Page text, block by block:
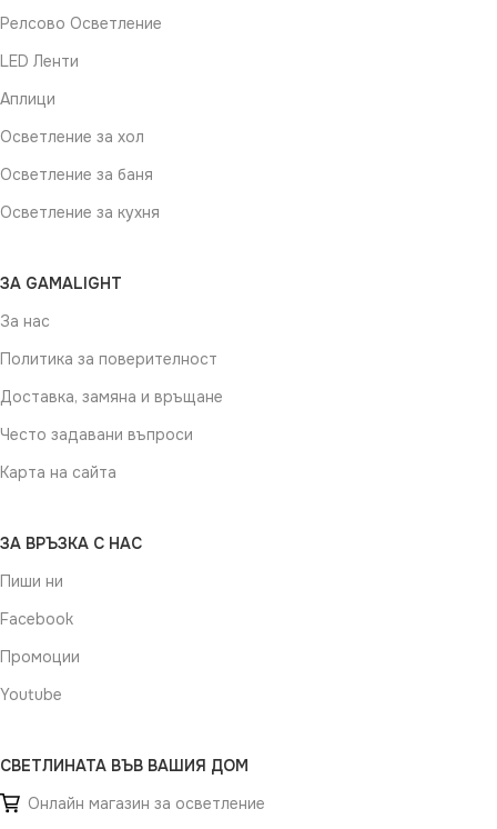
Релсово Осветление
LED Ленти
Аплици
Осветление за хол
Осветление за баня
Осветление за кухня
ЗА GAMALIGHT
За нас
Политика за поверителност
Доставка, замяна и връщане
Често задавани въпроси
Карта на сайта
ЗА ВРЪЗКА С НАС
Пиши ни
Facebook
Промоции
Youtube
СВЕТЛИНАТА ВЪВ ВАШИЯ ДОМ
Онлайн магазин за осветление